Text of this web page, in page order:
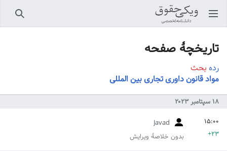
باز کردن منو اصلی جستجو
تاریخچهٔ صفحه
رده بحث
مواد قانون داوری تجاری بین المللی
Javad
بدون خلاصۀ ویرایش
+۲۳